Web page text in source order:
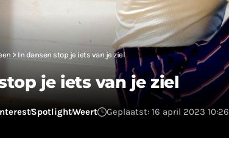
> In dansen stop je iets van je ziel
je iets van je ziel
SpotlightWeert Geplaatst: 16 april 2023 10:26